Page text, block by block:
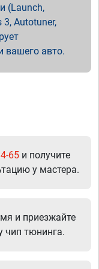
(Launch,
Autotuner,
вашего авто.
65 и получите
у мастера.
и приезжайте
чип тюнинга.